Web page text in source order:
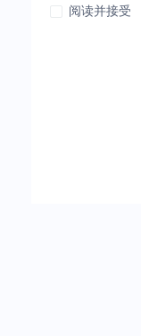
阅读并接受